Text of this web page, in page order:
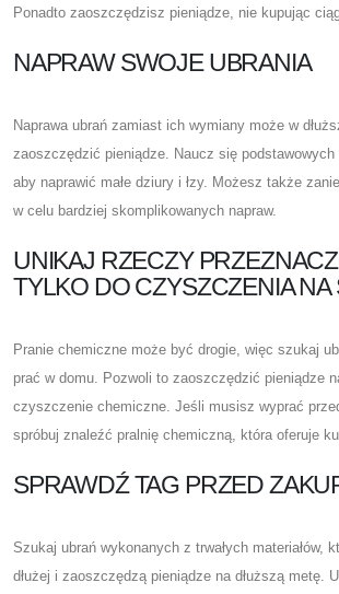
Ponadto zaoszczędzisz pieniądze, nie kupując
NAPRAW SWOJE UBRANIA
Naprawa ubrań zamiast ich wymiany może w
zaoszczędzić pieniądze. Naucz się podstawowych
aby naprawić małe dziury i łzy. Możesz także
w celu bardziej skomplikowanych napraw.
UNIKAJ RZECZY
TYLKO DO CZYSZCZENIA NA
Pranie chemiczne może być drogie, więc szukaj
prać w domu. Pozwoli to zaoszczędzić pieniądze
czyszczenie chemiczne. Jeśli musisz wyprać
spróbuj znaleźć pralnię chemiczną, która oferuje
SPRAWDŹ TAG PRZED
Szukaj ubrań wykonanych z trwałych materiałów,
dłużej i zaoszczędzą pieniądze na dłuższą metę.